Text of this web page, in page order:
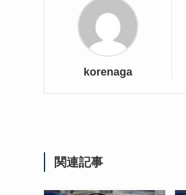
korenaga
関連記事